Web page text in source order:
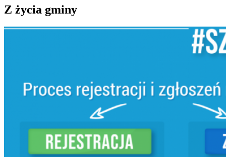
Z życia gminy